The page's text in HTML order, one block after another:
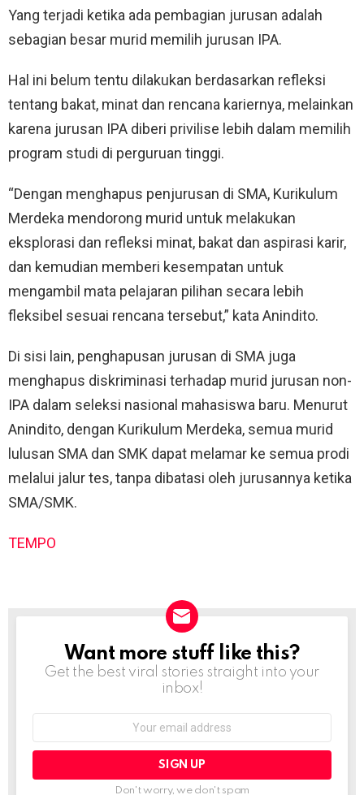
Yang terjadi ketika ada pembagian jurusan adalah
sebagian besar murid memilih jurusan IPA.
Hal ini belum tentu dilakukan berdasarkan refleksi
tentang bakat, minat dan rencana kariernya, melainkan
karena jurusan IPA diberi privilise lebih dalam memilih
program studi di perguruan tinggi.
“Dengan menghapus penjurusan di SMA, Kurikulum
Merdeka mendorong murid untuk melakukan
eksplorasi dan refleksi minat, bakat dan aspirasi karir,
dan kemudian memberi kesempatan untuk
mengambil mata pelajaran pilihan secara lebih
fleksibel sesuai rencana tersebut,” kata Anindito.
Di sisi lain, penghapusan jurusan di SMA juga
menghapus diskriminasi terhadap murid jurusan non-
IPA dalam seleksi nasional mahasiswa baru. Menurut
Anindito, dengan Kurikulum Merdeka, semua murid
lulusan SMA dan SMK dapat melamar ke semua prodi
melalui jalur tes, tanpa dibatasi oleh jurusannya ketika
SMA/SMK.
TEMPO
NEWSLETTER
Want more stuff like this?
Get the best viral stories straight into your
inbox!
Don't worry, we don't spam